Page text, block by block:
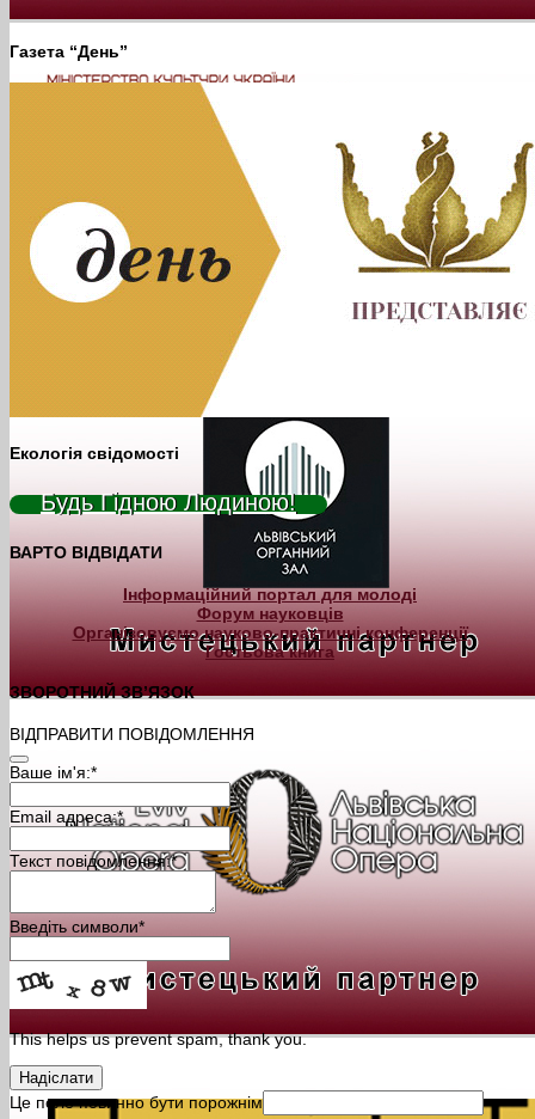
Газета “День”
Екологія свідомості
Будь Гідною Людиною!
ВАРТО ВІДВІДАТИ
Інформаційний портал для молоді
Форум науковців
Організовуємо науково-практичні конференції
Гостьова книга
ЗВОРОТНИЙ ЗВ’ЯЗОК
ВІДПРАВИТИ ПОВІДОМЛЕННЯ
Ваше ім'я:*
Email адреса:*
Текст повідомлення:*
Введіть символи*
This helps us prevent spam, thank you.
Надіслати
Це поле повинно бути порожнім